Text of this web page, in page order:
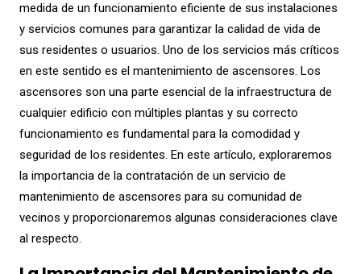
medida de un funcionamiento eficiente de sus instalaciones
y servicios comunes para garantizar la calidad de vida de
sus residentes o usuarios. Uno de los servicios más críticos
en este sentido es el mantenimiento de ascensores. Los
ascensores son una parte esencial de la infraestructura de
cualquier edificio con múltiples plantas y su correcto
funcionamiento es fundamental para la comodidad y
seguridad de los residentes. En este artículo, exploraremos
la importancia de la contratación de un servicio de
mantenimiento de ascensores para su comunidad de
vecinos y proporcionaremos algunas consideraciones clave
al respecto.